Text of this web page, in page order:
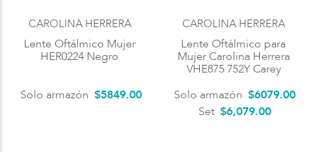
CAROLINA HERRERA
Lente Oftálmico Mujer
HER0224 Negro
Solo armazón $5849.00
CAROLINA HERRERA
Lente Oftálmico para
Mujer Carolina Herrera
VHE875 752Y Carey
Solo armazón $6079.00
Set $6,079.00